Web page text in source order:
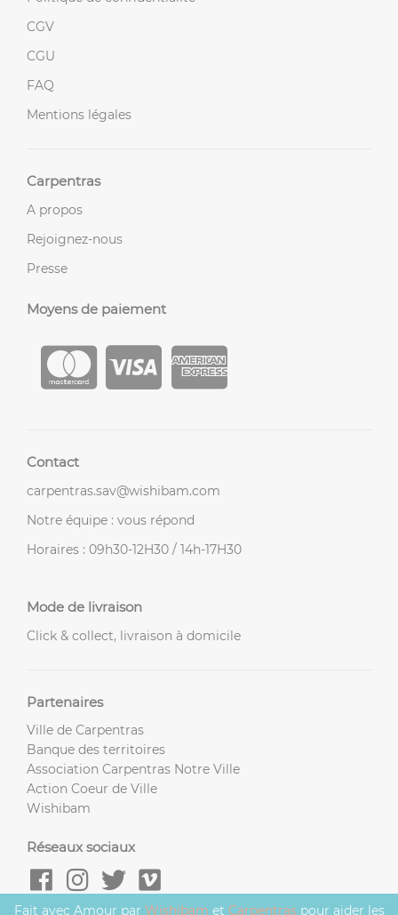
CGV
CGU
FAQ
Mentions légales
Carpentras
A propos
Rejoignez-nous
Presse
Moyens de paiement
Contact
carpentras.sav@wishibam.com
Notre équipe : vous répond
Horaires : 09h30-12H30 / 14h-17H30
Mode de livraison
Click & collect, livraison à domicile
Partenaires
Ville de Carpentras
Banque des territoires
Association Carpentras Notre Ville
Action Coeur de Ville
Wishibam
Réseaux sociaux
Fait avec Amour par Wishibam et Carpentraspour aider les